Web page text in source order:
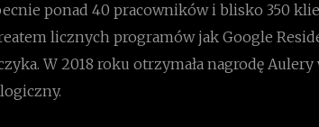
ponad 40 pracowników i blisko 350
licznych programów jak Google
W 2018 roku otrzymała nagrodę